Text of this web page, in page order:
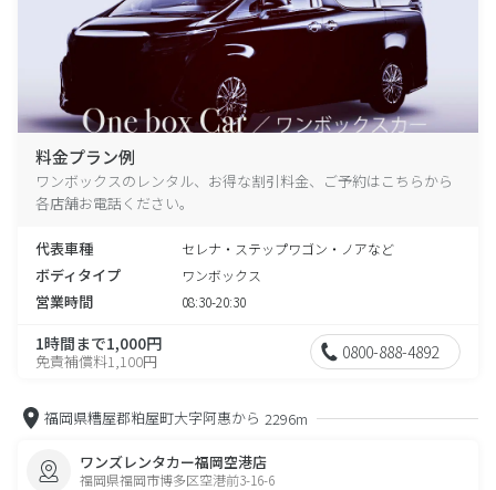
料金プラン例
ワンボックスのレンタル、お得な割引料金、ご予約はこちらから
各店舗お電話ください。
代表車種 セレナ・ステップワゴン・ノアなど
ボディタイプ ワンボックス
営業時間 08:30-20:30
1時間まで1,000円
免責補償料1,100円 0800-888-4892
福岡県糟屋郡粕屋町大字阿惠から 2296m
ワンズレンタカー福岡空港店
福岡県福岡市博多区空港前3-16-6